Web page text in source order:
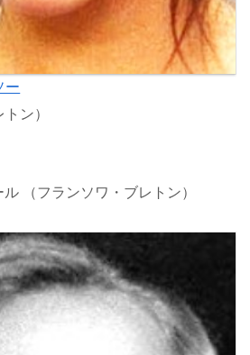
ー
ン）
（フランソワ・ブレトン）